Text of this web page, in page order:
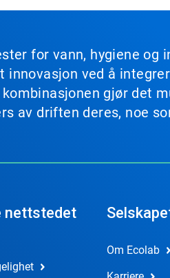
for vann, hygiene
innovasjon ved å
gjør det
av driften deres, noe
nettstedet
Om Ecolab